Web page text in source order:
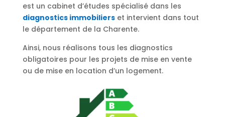
est un cabinet d’études spécialisé dans les
diagnostics immobilierset intervient dans tout
le département de la Charente.
Ainsi, nous réalisons tous les diagnostics
obligatoires pour les projets de mise en vente
ou de mise en location d’un logement.